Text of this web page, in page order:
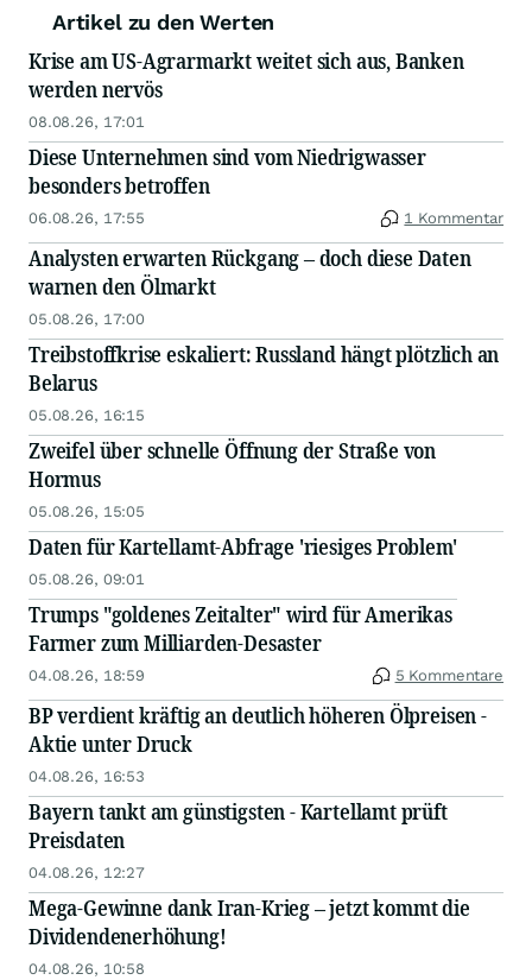
Artikel zu den Werten
Krise am US-Agrarmarkt weitet sich aus, Banken
werden nervös
08.08.26, 17:01
Diese Unternehmen sind vom Niedrigwasser
besonders betroffen
06.08.26, 17:55 1 Kommentar
Analysten erwarten Rückgang – doch diese Daten
warnen den Ölmarkt
05.08.26, 17:00
Treibstoffkrise eskaliert: Russland hängt plötzlich an
Belarus
05.08.26, 16:15
Zweifel über schnelle Öffnung der Straße von
Hormus
05.08.26, 15:05
Daten für Kartellamt-Abfrage 'riesiges Problem'
05.08.26, 09:01
Trumps "goldenes Zeitalter" wird für Amerikas
Farmer zum Milliarden-Desaster
04.08.26, 18:59 5 Kommentare
BP verdient kräftig an deutlich höheren Ölpreisen -
Aktie unter Druck
04.08.26, 16:53
Bayern tankt am günstigsten - Kartellamt prüft
Preisdaten
04.08.26, 12:27
Mega-Gewinne dank Iran-Krieg – jetzt kommt die
Dividendenerhöhung!
04.08.26, 10:58